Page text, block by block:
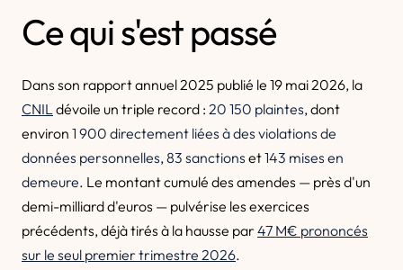
Ce qui s'est passé
Dans son rapport annuel 2025 publié le 19 mai 2026, la
CNILdévoile un triple record : 20 150 plaintes, dont
environ 1 900 directement liées à des violations de
données personnelles,83 sanctions et143 mises en
demeure. Le montant cumulé des amendes — près d'un
demi-milliard d'euros — pulvérise les exercices
précédents, déjà tirés à la hausse par 47 M€ prononcés
sur le seul premier trimestre 2026.